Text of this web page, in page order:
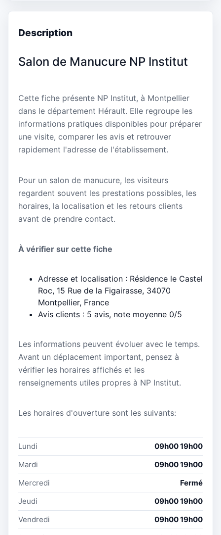
Description
Salon de Manucure NP Institut
Cette fiche présente NP Institut, à Montpellier
dans le département Hérault. Elle regroupe les
informations pratiques disponibles pour préparer
une visite, comparer les avis et retrouver
rapidement l'adresse de l'établissement.
Pour un salon de manucure, les visiteurs
regardent souvent les prestations possibles, les
horaires, la localisation et les retours clients
avant de prendre contact.
À vérifier sur cette fiche
Adresse et localisation : Résidence le Castel
Roc, 15 Rue de la Figairasse, 34070
Montpellier, France
Avis clients : 5 avis, note moyenne 0/5
Les informations peuvent évoluer avec le temps.
Avant un déplacement important, pensez à
vérifier les horaires affichés et les
renseignements utiles propres à NP Institut.
Les horaires d'ouverture sont les suivants:
Lundi
09h00 19h00
Mardi
09h00 19h00
Mercredi
Fermé
Jeudi
09h00 19h00
Vendredi
09h00 19h00